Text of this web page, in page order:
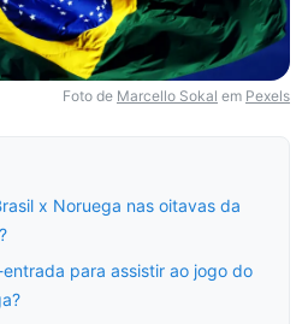
Foto de Marcello Sokal em Pexels
x Noruega nas oitavas da
para assistir ao jogo do